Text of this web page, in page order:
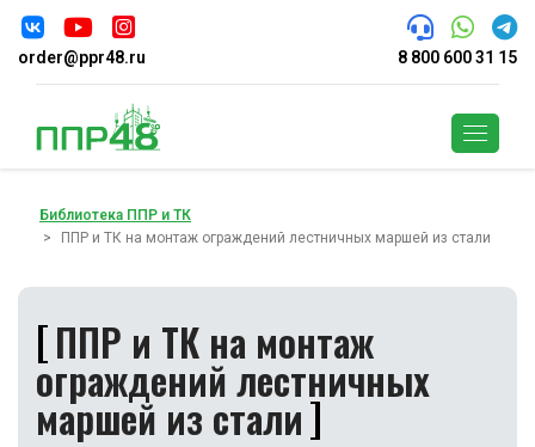
order@ppr48.ru 8 800 600 31 15
Библиотека ППР и ТК
ППР и ТК на монтаж ограждений лестничных маршей из стали
ППР и ТК на монтаж
ограждений лестничных
маршей из стали